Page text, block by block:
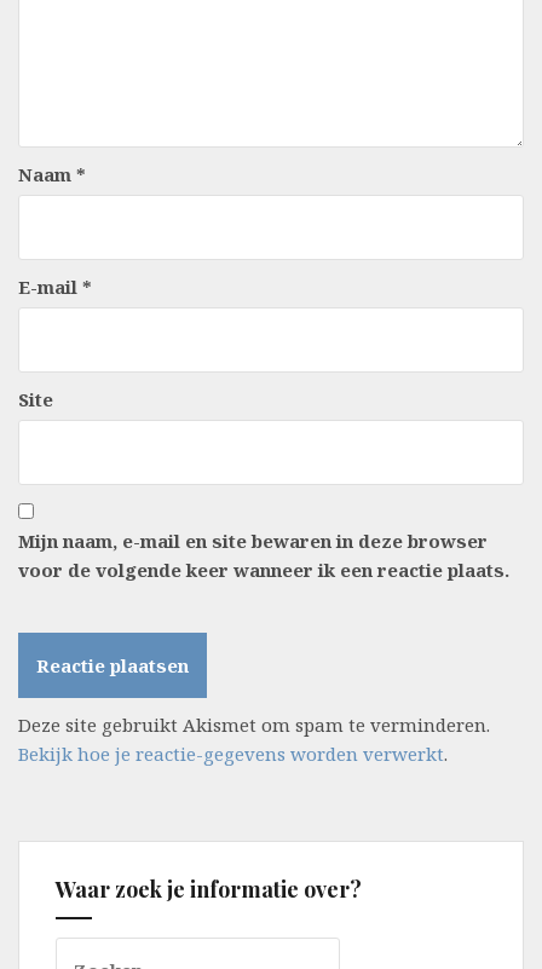
Naam *
E-mail *
Site
Mijn naam, e-mail en site bewaren in deze browser
voor de volgende keer wanneer ik een reactie plaats.
Deze site gebruikt Akismet om spam te verminderen.
Bekijk hoe je reactie-gegevens worden verwerkt.
Waar zoek je informatie over?